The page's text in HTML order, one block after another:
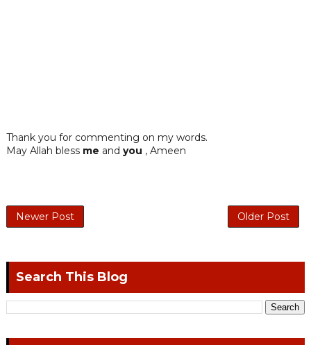
Thank you for commenting on my words.
May Allah bless me and you , Ameen
Newer Post Older Post
Search This Blog